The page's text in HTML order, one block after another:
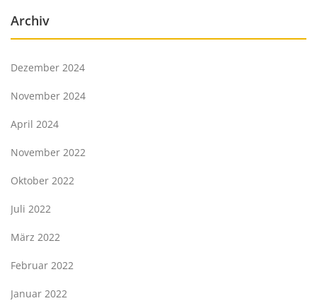
Archiv
Dezember 2024
November 2024
April 2024
November 2022
Oktober 2022
Juli 2022
März 2022
Februar 2022
Januar 2022